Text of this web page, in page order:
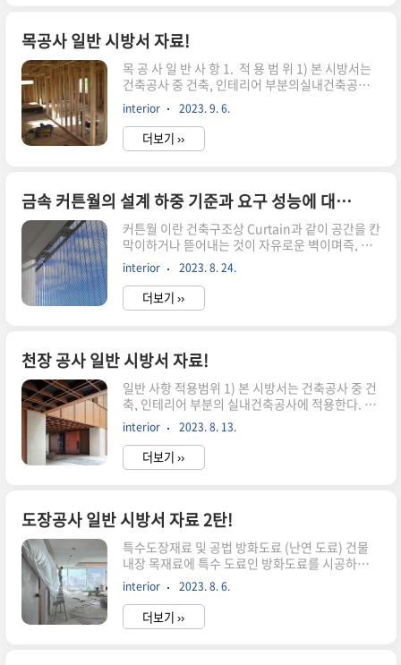
등의 상재하중에 의한 침하 방지조치· 수직재와 수
평재는 직교되게 설치하여야 하며 이음부나 접속부
등은 흔들림이 없도록 체결· 수직재, 수평재 및 가
새 등의 여러 부재를 연결한 경우에는 수직도가 오
차 범위 이내에 있도록 시공· 수직 및 수평하중에
의한 동바리 본체의 변위가 발생하지 않도록 각각
의 단위 수직재 및 수평재..
목공사 일반 시방서 자료!
목 공 사 일 반 사 항 1. 적 용 범 위 1) 본 시방서는
건축공사 중 건축, 인테리어 부분의실내건축공사
에 적용한다. 2) 본 시방서 외에는 건축공사 시방서
에 따르며,상호 불일치 부분에 대해서는 공사감독
자의지시에 의한다. 2. 일 반 사 항 1) 건축물 내부
전반의 목공사는 아래 항을 적용한다. 2) 모든 시공
면에 따라 수행되는지 점검한다. 3) 검사처로부터
받은 모든 승인된 견본을 사용 장소 및형태에 따라
꼬리표를 부착하고 현장 사무실에 비치한다. 4) 현
장에 반입된 자재들이 승인된 견본과동일한 것인지
확인한다. 3. 시 험 및 기 록 관 리 재료 시험 및 아
래와 같은 사항들에 대한 기록이유지되어야 ..
interior 2023. 9. 6.
더보기 ››
금속 커튼월의 설계 하중 기준과 요구 성능에 대해서...
커튼월 이란 건축구조상 Curtain과 같이 공간을 칸
막이하거나 뜯어내는 것이 자유로운 벽이며즉, 건
물의 하중을 부담하지 않는 벽, 소위 비내력 벽을 말
한다. 설계 하중 기준설계풍압적설하중 및 지진 하
중 기타 하중 (활하중)- 지붕, 발코니, 계단 등의 난
간 손스침: 0.9kN의 집중하중- 주거용 구조물일 때
커튼월 부재의 처짐 허용치· 지점에 대해 수직방향
으로의 처짐 : 부재의 길이가 4,113mm 이하:
L/175, 4,113mm 초과: -L/240 +6.35mm(L은
지점에서 지점까지의 거리를 말함) · 지점에 대해
수직방향으로의 처짐 중 캔틸레버 형태의 부재:
2L/175 · 중력 방향에 대..
interior 2023. 8. 24.
더보기 ››
천장 공사 일반 시방서 자료!
일반 사항 적용범위 1) 본 시방서는 건축공사 중 건
축, 인테리어 부분의 실내건축공사에 적용한다. 2)
본 시방서는 경량철골 천장틀을 사용하여 석고보
드, 흡음 천장재, 재료를 부착시키는 경량 천장 설
치 공사에 관련된 품질 등을 확보하기 위한 최소의
기준으로 시공 전 관련된 자재공급원, 샘플시공, 시
축공사 시방서에 따르며, 상호 불일치 부분에 대해
서는 공사감독자의 지시에 의한다. 적용 규준시방
에 적용되는 소재의 기준은 다음을 표준으로 한
다. 1. 한국산업규격 KS (1) KS B 1021-86 홈붙이
작은 나사(2) KS B 1055-88 홈붙이 나사못(3) KS
B 3506-90 용융 아연도금 강판 및 강..
interior 2023. 8. 13.
더보기 ››
도장공사 일반 시방서 자료 2탄!
특수도장재료 및 공법 방화도료 (난연 도료) 건물
내장 목재료에 특수 도료인 방화도료를 시공하면
가연성 물질이 난연화 되면서 화재 발생원인을 제
거하는 동시에 연소 확대를 억제하는데 목적이 있
다. 1. 재료 (1) 난연 도료는 특수한 재열 합성수지
와 인산염 유도체를 적정 배합한 특수도료로써 목
interior 2023. 8. 6.
더보기 ››